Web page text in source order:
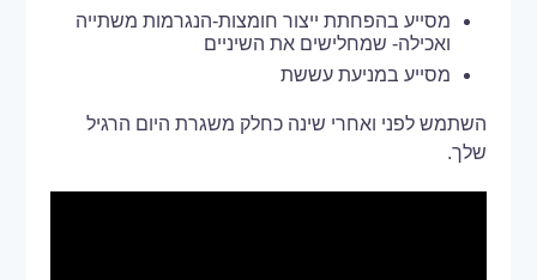
מסייע בהפחתת ייצור חומצות-הנגרמות משתייה
ואכילה- שמחלישים את השיניים
מסייע במניעת עששת
השתמש לפני ואחרי שינה כחלק משגרת היום הרגיל
שלך.